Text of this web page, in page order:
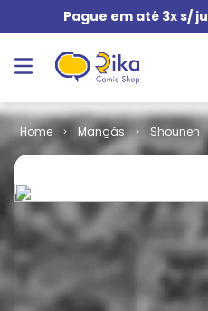
Pague em até 3x s/
Mangás Shounen